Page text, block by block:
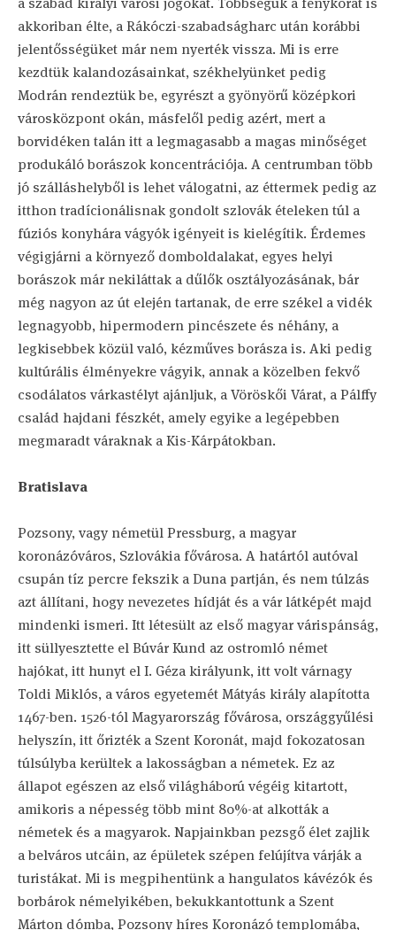
akkoriban élte, a Rákóczi-szabadságharc után korábbi
jelentősségüket már nem nyerték vissza. Mi is erre
kezdtük kalandozásainkat, székhelyünket pedig
Modrán rendeztük be, egyrészt a gyönyörű középkori
városközpont okán, másfelől pedig azért, mert a
borvidéken talán itt a legmagasabb a magas minőséget
produkáló borászok koncentrációja. A centrumban több
jó szálláshelyből is lehet válogatni, az éttermek pedig az
itthon tradícionálisnak gondolt szlovák ételeken túl a
fúziós konyhára vágyók igényeit is kielégítik. Érdemes
végigjárni a környező domboldalakat, egyes helyi
borászok már nekiláttak a dűlők osztályozásának, bár
még nagyon az út elején tartanak, de erre székel a vidék
legnagyobb, hipermodern pincészete és néhány, a
legkisebbek közül való, kézműves borásza is. Aki pedig
kultúrális élményekre vágyik, annak a közelben fekvő
csodálatos várkastélyt ajánljuk, a Vöröskői Várat, a Pálffy
család hajdani fészkét, amely egyike a legépebben
megmaradt váraknak a Kis-Kárpátokban.
Bratislava
Pozsony, vagy németül Pressburg, a magyar
koronázóváros, Szlovákia fővárosa. A határtól autóval
csupán tíz percre fekszik a Duna partján, és nem túlzás
azt állítani, hogy nevezetes hídját és a vár látképét majd
mindenki ismeri. Itt létesült az első magyar várispánság,
itt süllyesztette el Búvár Kund az ostromló német
hajókat, itt hunyt el I. Géza királyunk, itt volt várnagy
Toldi Miklós, a város egyetemét Mátyás király alapította
1467-ben. 1526-tól Magyarország fővárosa, országgyűlési
helyszín, itt őrizték a Szent Koronát, majd fokozatosan
túlsúlyba kerültek a lakosságban a németek. Ez az
állapot egészen az első világháború végéig kitartott,
amikoris a népesség több mint 80%-at alkották a
németek és a magyarok. Napjainkban pezsgő élet zajlik
a belváros utcáin, az épületek szépen felújítva várják a
turistákat. Mi is megpihentünk a hangulatos kávézók és
borbárok némelyikében, bekukkantottunk a Szent
Márton dómba, Pozsony híres Koronázó templomába,